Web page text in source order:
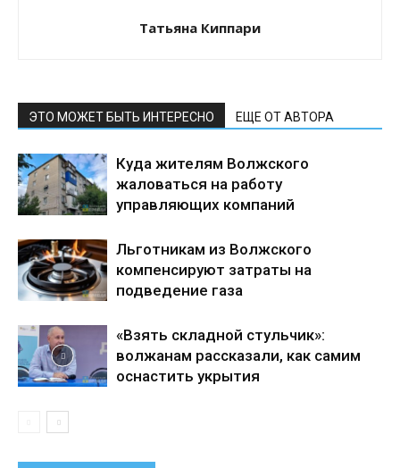
Татьяна Киппари
ЭТО МОЖЕТ БЫТЬ ИНТЕРЕСНО ЕЩЕ ОТ АВТОРА
Куда жителям Волжского
жаловаться на работу
управляющих компаний
Льготникам из Волжского
компенсируют затраты на
подведение газа
«Взять складной стульчик»:
волжанам рассказали, как самим
оснастить укрытия